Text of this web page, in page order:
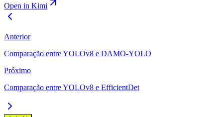
Open in Kimi
Anterior
Comparação entre YOLOv8 e DAMO-YOLO
Próximo
Comparação entre YOLOv8 e EfficientDet